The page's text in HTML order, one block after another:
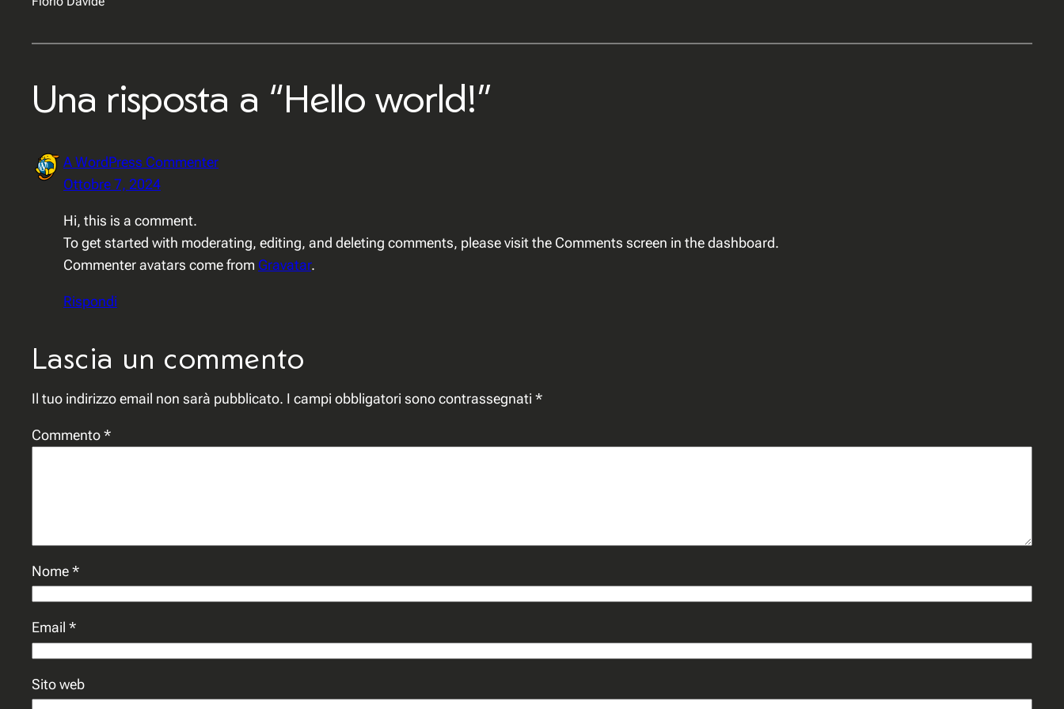
Una risposta a “Hello world!”
A WordPress Commenter
Ottobre 7, 2024
Hi, this is a comment.
To get started with moderating, editing, and deleting comments, please visit the Comments screen in the dashboard.
Commenter avatars come from Gravatar.
Rispondi
Lascia un commento
Il tuo indirizzo email non sarà pubblicato. I campi obbligatori sono contrassegnati *
Commento*
Nome*
Email *
Sito web